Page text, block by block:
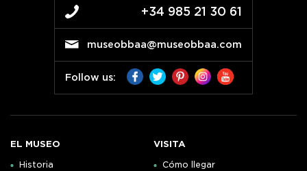
+34 985 21 30 61
museobbaa@museobbaa.com
Follow us:
EL MUSEO
Historia
VISITA
Cómo llegar